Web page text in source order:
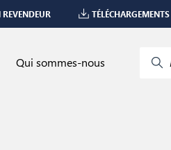
TÉLÉCHARGEMENTS
Qui sommes-nous